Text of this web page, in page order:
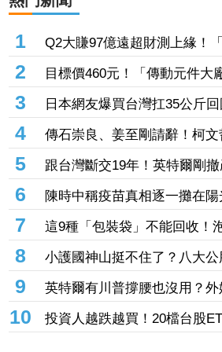
1
Q2大賺97億遠超財測上緣！
EPS站上13元 工業與AI應用
2
目標價460元！「傳動元件大
本 半導體設備需求爆發、漲
3
日本網友爆買台灣扛35公斤
示牌也帶走 3萬人笑翻
4
傳石崇良、姜至剛請辭！柯
下台 是致癌物從哪來、油流
5
跟台灣斷交19年！英特爾剛
2年來台參展搶半導體商機
6
陳時中稱疫苗真相逐一攤在
臉、完全沒天良沒良心
7
這9種「包裝袋」不能回收！
都上榜 丟錯最高罰6000元
8
小護國神山挺不住了？八大
億 3檔正2遭棄「主動式天公
9
英特爾有川普撐腰也沒用？
城河」逼退轉單：客戶不敢得
10
投資人越跌越買！20檔台股
市值、主動式齊吸金 「這檔